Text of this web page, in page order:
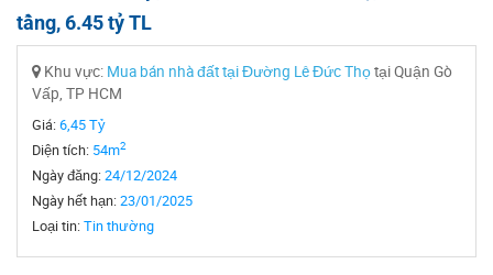
tầng, 6.45 tỷ TL
Khu vực: Mua bán nhà đất tại Đường Lê Đức Thọtại Quận Gò
Vấp, TP HCM
Giá:6,45 Tỷ
Diện tích: 54m2
Ngày đăng:24/12/2024
Ngày hết hạn:23/01/2025
Loại tin:Tin thường